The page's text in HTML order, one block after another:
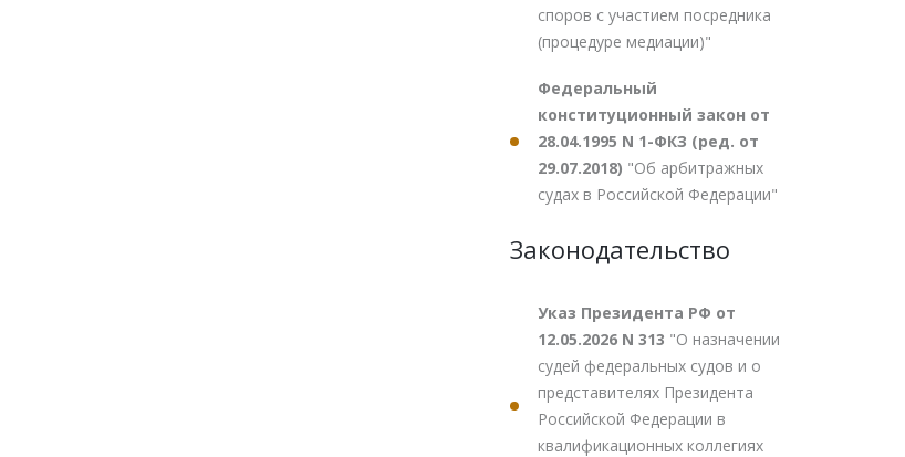
споров с участием посредника
(процедуре медиации)"
Федеральный
конституционный закон от
28.04.1995 N 1-ФКЗ (ред. от
29.07.2018) "Об арбитражных
судах в Российской Федерации"
Законодательство
Указ Президента РФ от
12.05.2026 N 313 "О назначении
судей федеральных судов и о
представителях Президента
Российской Федерации в
квалификационных коллегиях